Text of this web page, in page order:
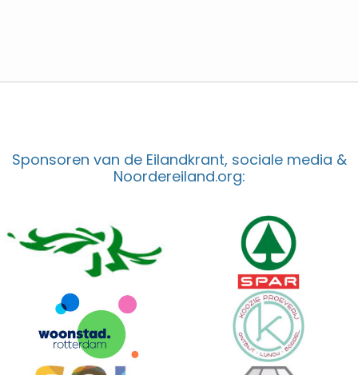
Sponsoren van de Eilandkrant, sociale media &
Noordereiland.org: